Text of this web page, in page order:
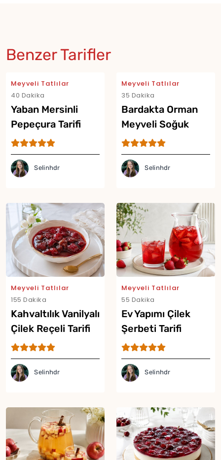
Benzer Tarifler
Meyveli Tatlılar
40 Dakika
Yaban Mersinli
Pepeçura Tarifi
Selinhdr
Meyveli Tatlılar
35 Dakika
Bardakta Orman
Meyveli Soğuk
Cheesecake Tarifi
Selinhdr
Meyveli Tatlılar
155 Dakika
Kahvaltılık Vanilyalı
Çilek Reçeli Tarifi
Selinhdr
Meyveli Tatlılar
55 Dakika
Ev Yapımı Çilek
Şerbeti Tarifi
Selinhdr